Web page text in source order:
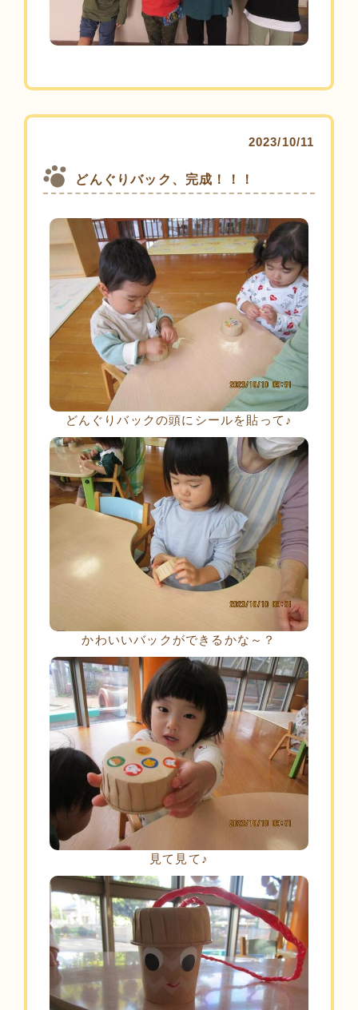
2023/10/11
どんぐりバック、完成！！！
どんぐりバックの頭にシールを貼って♪
かわいいバックができるかな～？
見て見て♪